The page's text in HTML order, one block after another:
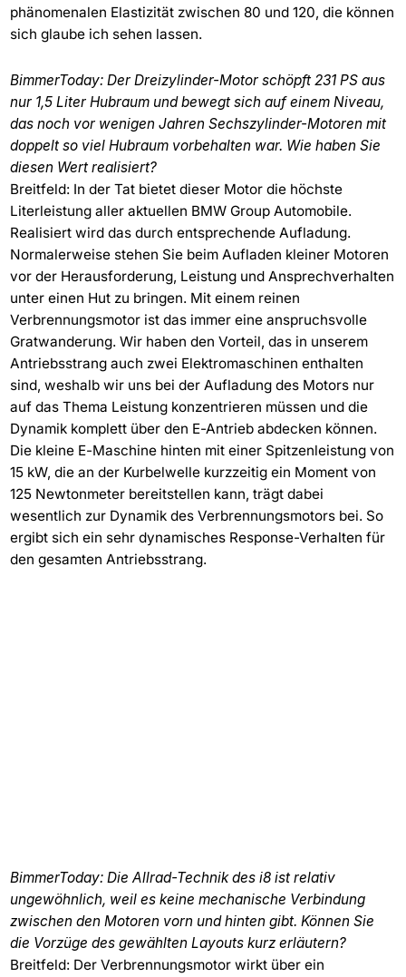
phänomenalen Elastizität zwischen 80 und 120, die können
sich glaube ich sehen lassen.
BimmerToday: Der Dreizylinder-Motor schöpft 231 PS aus
nur 1,5 Liter Hubraum und bewegt sich auf einem Niveau,
das noch vor wenigen Jahren Sechszylinder-Motoren mit
doppelt so viel Hubraum vorbehalten war. Wie haben Sie
diesen Wert realisiert?
Breitfeld: In der Tat bietet dieser Motor die höchste
Literleistung aller aktuellen BMW Group Automobile.
Realisiert wird das durch entsprechende Aufladung.
Normalerweise stehen Sie beim Aufladen kleiner Motoren
vor der Herausforderung, Leistung und Ansprechverhalten
unter einen Hut zu bringen. Mit einem reinen
Verbrennungsmotor ist das immer eine anspruchsvolle
Gratwanderung. Wir haben den Vorteil, das in unserem
Antriebsstrang auch zwei Elektromaschinen enthalten
sind, weshalb wir uns bei der Aufladung des Motors nur
auf das Thema Leistung konzentrieren müssen und die
Dynamik komplett über den E-Antrieb abdecken können.
Die kleine E-Maschine hinten mit einer Spitzenleistung von
15 kW, die an der Kurbelwelle kurzzeitig ein Moment von
125 Newtonmeter bereitstellen kann, trägt dabei
wesentlich zur Dynamik des Verbrennungsmotors bei. So
ergibt sich ein sehr dynamisches Response-Verhalten für
den gesamten Antriebsstrang.
BimmerToday: Die Allrad-Technik des i8 ist relativ
ungewöhnlich, weil es keine mechanische Verbindung
zwischen den Motoren vorn und hinten gibt. Können Sie
die Vorzüge des gewählten Layouts kurz erläutern?
Breitfeld: Der Verbrennungsmotor wirkt über ein